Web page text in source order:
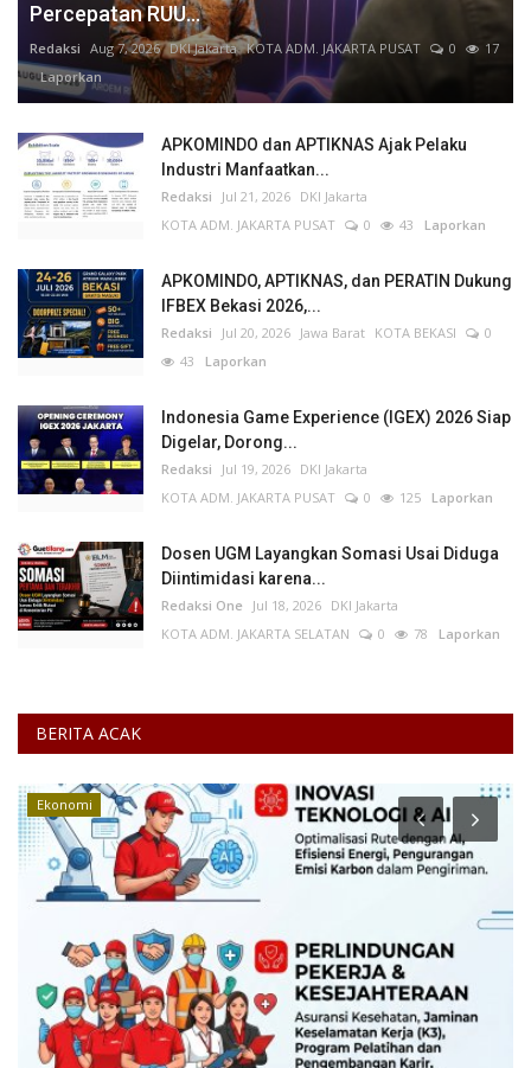
Percepatan RUU...
Redaksi Aug 7, 2026 DKI Jakarta KOTA ADM. JAKARTA PUSAT 0
17
Laporkan
APKOMINDO dan APTIKNAS Ajak Pelaku
Industri Manfaatkan...
Redaksi Jul 21, 2026 DKI Jakarta
KOTA ADM. JAKARTA PUSAT
0 43 Laporkan
APKOMINDO, APTIKNAS, dan PERATIN Dukung
IFBEX Bekasi 2026,...
Redaksi Jul 20, 2026 Jawa Barat KOTA BEKASI
0
43 Laporkan
Indonesia Game Experience (IGEX) 2026 Siap
Digelar, Dorong...
Redaksi Jul 19, 2026 DKI Jakarta
KOTA ADM. JAKARTA PUSAT
0 125 Laporkan
Dosen UGM Layangkan Somasi Usai Diduga
Diintimidasi karena...
Redaksi One Jul 18, 2026 DKI Jakarta
KOTA ADM. JAKARTA SELATAN
0 78 Laporkan
BERITA ACAK
Ekonomi